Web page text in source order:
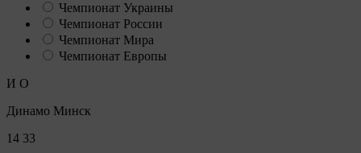
Чемпионат Украины
Чемпионат России
Чемпионат Мира
Чемпионат Европы
И О
Динамо Минск
14 33